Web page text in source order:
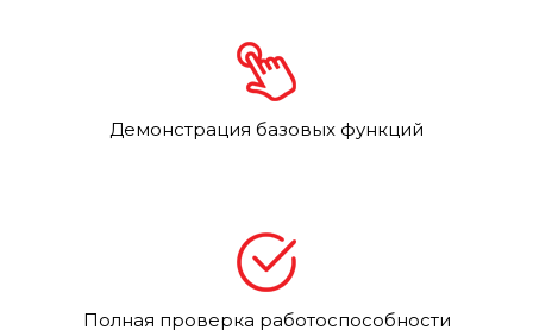
Демонстрация базовых функций
Полная проверка работоспособности